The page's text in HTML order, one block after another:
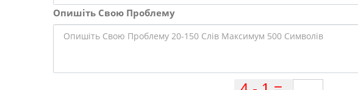
Опишіть Свою Проблему